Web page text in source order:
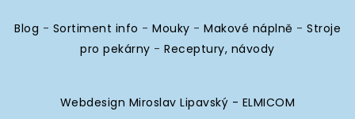
Blog - Sortiment info - Mouky - Makové náplně - Stroje
pro pekárny -Receptury, návody
Webdesign Miroslav Lipavský - ELMICOM